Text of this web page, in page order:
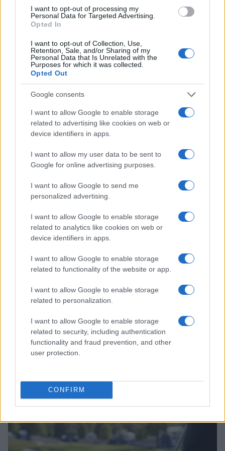
I want to opt-out of processing my
Personal Data for Targeted Advertising.
Opted In
I want to opt-out of Collection, Use,
Retention, Sale, and/or Sharing of my
Personal Data that Is Unrelated with the
Purposes for which it was collected.
Opted Out
Google consents
I want to allow Google to enable storage
related to advertising like cookies on web or
device identifiers in apps.
I want to allow my user data to be sent to
Google for online advertising purposes.
I want to allow Google to send me
personalized advertising.
I want to allow Google to enable storage
related to analytics like cookies on web or
device identifiers in apps.
I want to allow Google to enable storage
related to functionality of the website or app.
I want to allow Google to enable storage
related to personalization.
I want to allow Google to enable storage
related to security, including authentication
functionality and fraud prevention, and other
user protection.
CONFIRM
Andrea Conforti, 46enne torinese dal look
casual e naturale, è un analista tattico che
quando annotò la rimonta al box stampa dello
Stadio Olimpico Grande Torino: da
quell'appunto nacque la sua linea editoriale,
che propugna spiegazioni visive per il tifoso
allenatore under15 al Chieri e ciclista urbano.
Continua a leggere
CALCIO